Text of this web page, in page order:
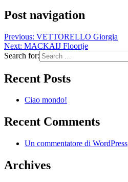
Post navigation
Previous: VETTORELLO Giorgia
Next: MACKAIJ Floortje
Search for:
Recent Posts
Ciao mondo!
Recent Comments
Un commentatore di WordPress
Archives